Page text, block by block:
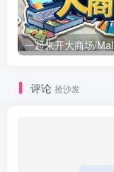
评论 抢沙发